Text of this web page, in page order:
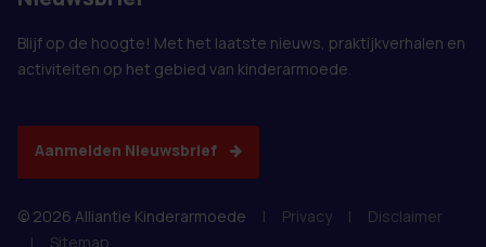
Blijf op de hoogte! Met het laatste nieuws, praktijkverhalen en
activiteiten op het gebied van kinderarmoede.
Aanmelden Nieuwsbrief
© 2026 Alliantie Kinderarmoede | Privacy |
Disclaimer
|
Sitemap